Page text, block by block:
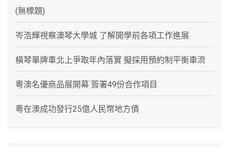
(無標題)
岑浩輝視察澳琴大學城 了解開學前各項工作進展
橫琴單牌車北上爭取年內落實 擬採用預約制平衡車流
粵澳名優商品展開幕 簽署49份合作項目
粵在澳成功發行25億人民幣地方債